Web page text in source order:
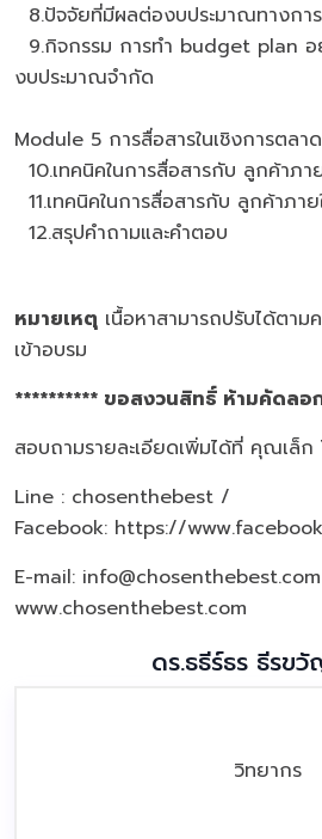
8.ปัจจัยที่มีผลต่องบประมาณทางกา
9.กิจกรรม การทำ budget plan อ
งบประมาณจํากัด
Module 5 การสื่อสารในเชิงการตลาด
10.เทคนิคในการสื่อสารกับ ลูกค้าภ
11.เทคนิคในการสื่อสารกับ ลูกค้าภา
12.สรุปคำถามและคำตอบ
หมายเหตุ เนื้อหาสามารถปรับได้ตาม
เข้าอบรม
********** ขอสงวนสิทธิ์ ห้ามคัดลอ
สอบถามรายละเอียดเพิ่มได้ที่ คุณเล็
Line : chosenthebest /
Facebook: https://
E-mail:
www.chosenthebest.com
ดร.ธธีร์ธร ธีรข
วิทยากร